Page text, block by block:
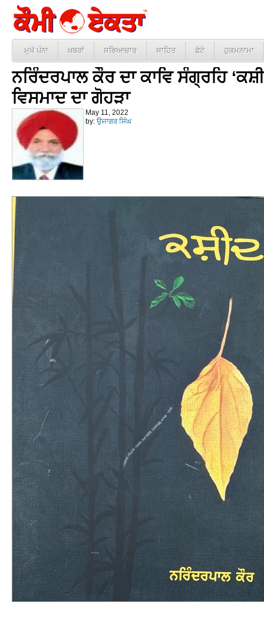
ਮੁਖੱ ਪੰਨਾ ਖ਼ਬਰਾਂ ਸਭਿਆਚਾਰ ਸਾਹਿਤ ਫੋਟੋ ਹੁਕਮਨਾਮਾ
ਨਰਿੰਦਰਪਾਲ ਕੌਰ ਦਾ ਕਾਵਿ ਸੰਗ੍ਰਹਿ
ਵਿਸਮਾਦ ਦਾ ਗੋਹੜਾ
May 11, 2022
by: ਉਜਾਗਰ ਸਿੰਘ